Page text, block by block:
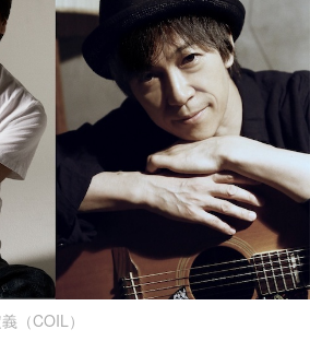
（COIL）